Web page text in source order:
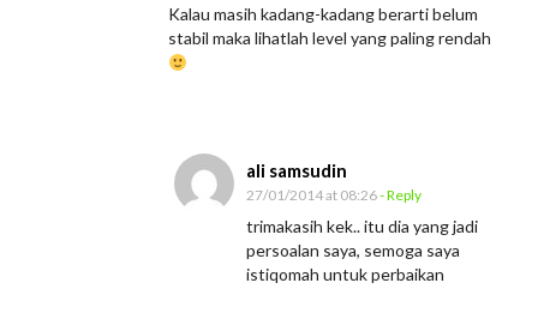
Kalau masih kadang-kadang berarti belum
stabil maka lihatlah level yang paling rendah
ali samsudin
27/01/2014 at 08:26- Reply
trimakasih kek.. itu dia yang jadi
persoalan saya, semoga saya
istiqomah untuk perbaikan